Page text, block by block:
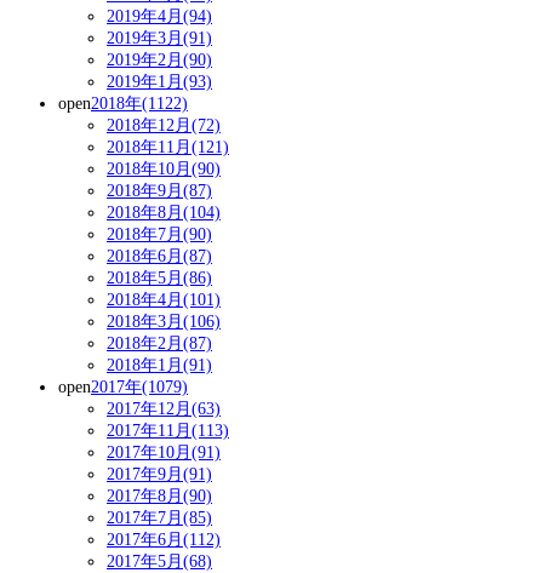
2019年4月(94)
2019年3月(91)
2019年2月(90)
2019年1月(93)
open2018年(1122)
2018年12月(72)
2018年11月(121)
2018年10月(90)
2018年9月(87)
2018年8月(104)
2018年7月(90)
2018年6月(87)
2018年5月(86)
2018年4月(101)
2018年3月(106)
2018年2月(87)
2018年1月(91)
open2017年(1079)
2017年12月(63)
2017年11月(113)
2017年10月(91)
2017年9月(91)
2017年8月(90)
2017年7月(85)
2017年6月(112)
2017年5月(68)